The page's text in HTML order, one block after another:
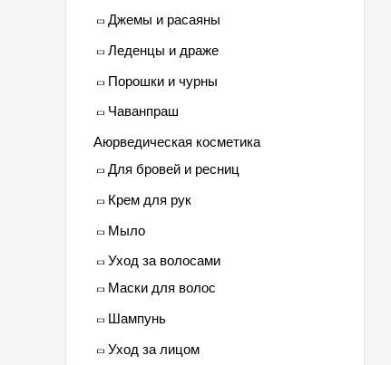
Джемы и расаяны
Леденцы и драже
Порошки и чурны
Чаванпраш
Аюрведическая косметика
Для бровей и ресниц
Крем для рук
Мыло
Уход за волосами
Маски для волос
Шампунь
Уход за лицом